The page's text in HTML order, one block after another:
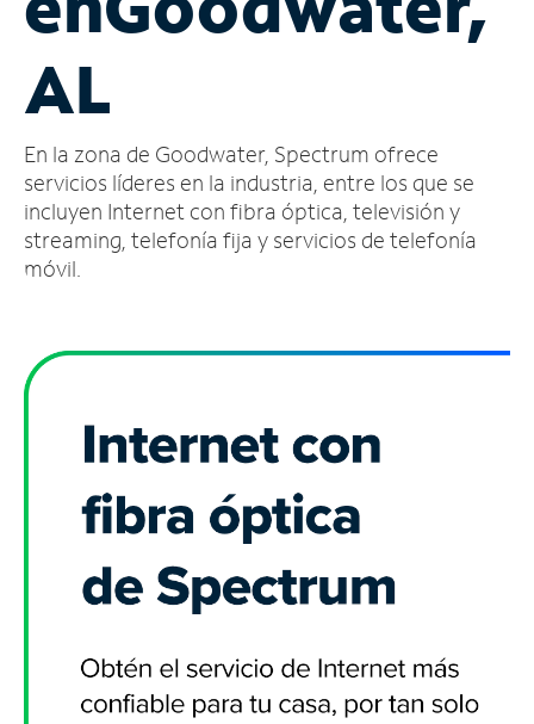
cuenta
Encuentra
tienda
AL
En la zona de Goodwater, Spectrum ofrece
servicios líderes en la industria, entre los que se
incluyen Internet con fibra óptica, televisión y
streaming, telefonía fija y servicios de telefonía
móvil.